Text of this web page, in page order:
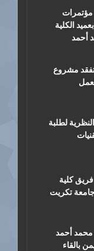
مؤتمرات
الكلية
أحمد
مشروع
لطلبة
كلية
تكريت
محمد أحمد
بالقاء